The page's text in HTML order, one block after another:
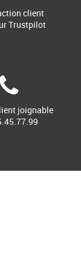
client
Trustpilot
joignable